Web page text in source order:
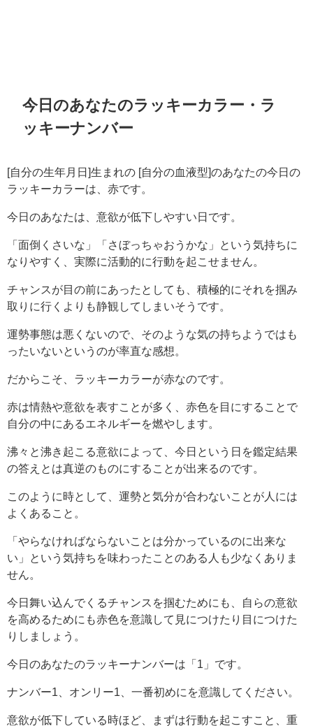
今日のあなたのラッキーカラー・ラ
ッキーナンバー
[自分の生年月日]生まれの [自分の血液型]のあなたの今日の
ラッキーカラーは、赤です。
今日のあなたは、意欲が低下しやすい日です。
「面倒くさいな」「さぼっちゃおうかな」という気持ちに
なりやすく、実際に活動的に行動を起こせません。
チャンスが目の前にあったとしても、積極的にそれを掴み
取りに行くよりも静観してしまいそうです。
運勢事態は悪くないので、そのような気の持ちようではも
ったいないというのが率直な感想。
だからこそ、ラッキーカラーが赤なのです。
赤は情熱や意欲を表すことが多く、赤色を目にすることで
自分の中にあるエネルギーを燃やします。
沸々と沸き起こる意欲によって、今日という日を鑑定結果
の答えとは真逆のものにすることが出来るのです。
このように時として、運勢と気分が合わないことが人には
よくあること。
「やらなければならないことは分かっているのに出来な
い」という気持ちを味わったことのある人も少なくありま
せん。
今日舞い込んでくるチャンスを掴むためにも、自らの意欲
を高めるためにも赤色を意識して見につけたり目につけた
りしましょう。
今日のあなたのラッキーナンバーは「1」です。
ナンバー1、オンリー1、一番初めにを意識してください。
意欲が低下している時ほど、まずは行動を起こすこと、重